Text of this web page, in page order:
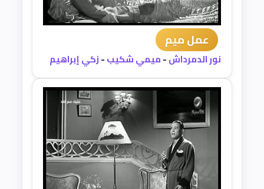
عمل ميم
نور الدمرداش-ميمي شكيب-زكي إبراهيم